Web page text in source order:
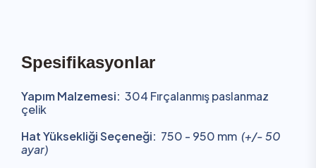
Spesifikasyonlar
Yapım Malzemesi: 304 Fırçalanmış paslanmaz
çelik
Hat Yüksekliği Seçeneği: 750 - 950 mm (+/- 50
ayar)